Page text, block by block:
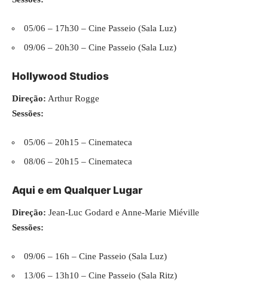
05/06 – 17h30 – Cine Passeio (Sala Luz)
09/06 – 20h30 – Cine Passeio (Sala Luz)
Hollywood Studios
Direção: Arthur Rogge
Sessões:
05/06 – 20h15 – Cinemateca
08/06 – 20h15 – Cinemateca
Aqui e em Qualquer Lugar
Direção: Jean-Luc Godard e Anne-Marie Miéville
Sessões:
09/06 – 16h – Cine Passeio (Sala Luz)
13/06 – 13h10 – Cine Passeio (Sala Ritz)